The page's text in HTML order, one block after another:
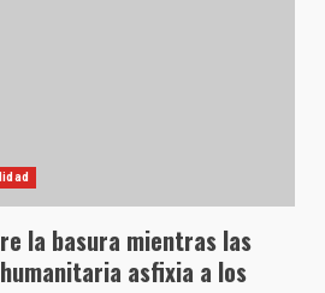
la basura mientras las
asfixia a los